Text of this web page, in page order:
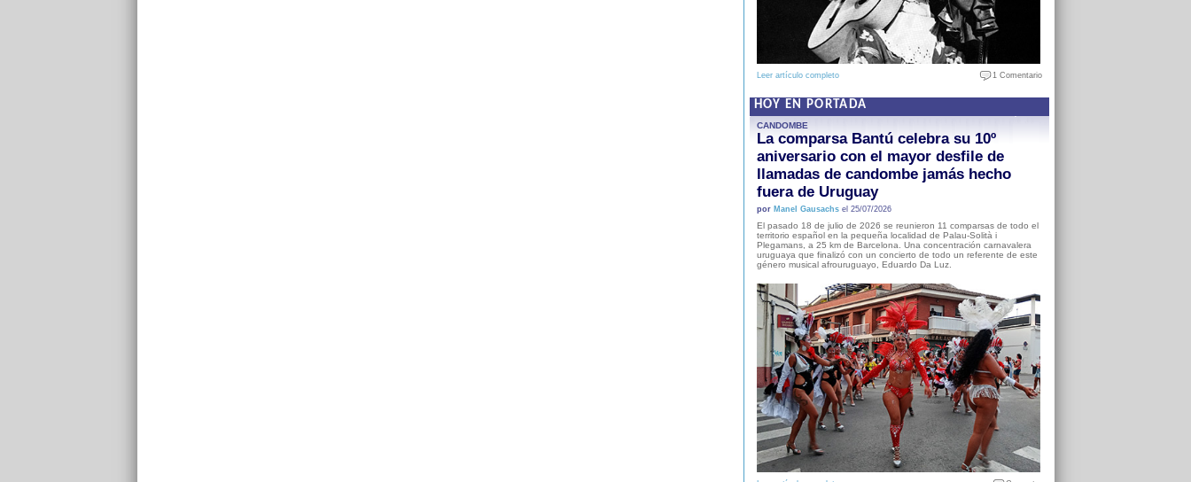
Leer artículo completo 1 Comentario
HOY EN PORTADA
CANDOMBE
La comparsa Bantú celebra su 10º
aniversario con el mayor desfile de
llamadas de candombe jamás hecho
fuera de Uruguay
por Manel Gausachsel 25/07/2026
El pasado 18 de julio de 2026 se reunieron 11 comparsas de todo el
territorio español en la pequeña localidad de Palau-Solità i
Plegamans, a 25 km de Barcelona. Una concentración carnavalera
uruguaya que finalizó con un concierto de todo un referente de este
género musical afrouruguayo, Eduardo Da Luz.